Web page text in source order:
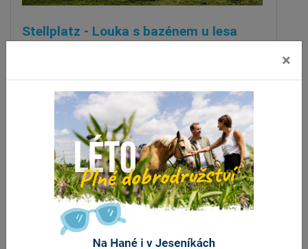
Stellplatz - Louka s bazénem u lesa
vzdálenost 5.5 km
ZOBRAZIT DALŠÍ
Stravování
×